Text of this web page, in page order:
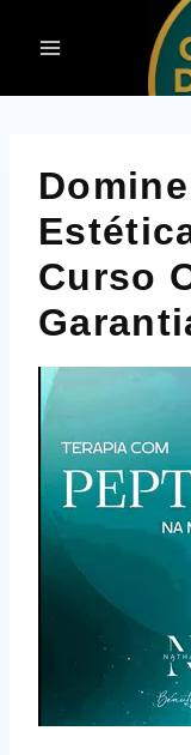
para
o
Curso